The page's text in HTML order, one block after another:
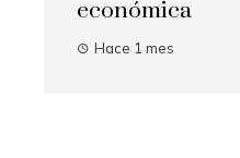
económica
Hace 1 mes